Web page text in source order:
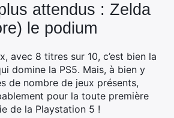
attendus : Zelda
le podium
avec 8 titres sur 10, c’est bien la
domine la PS5. Mais, à bien y
de nombre de jeux présents,
pour la toute première
de la Playstation 5 !